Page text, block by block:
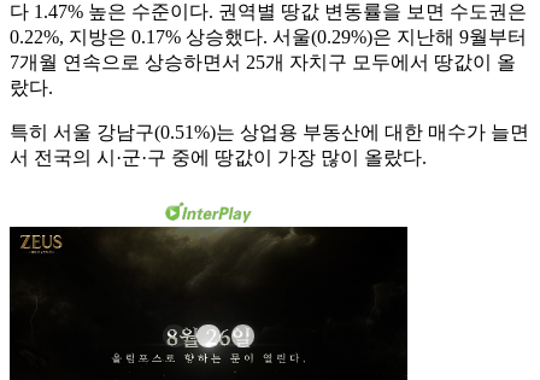
다 1.47% 높은 수준이다. 권역별 땅값 변동률을 보면 수도권은
0.22%, 지방은 0.17% 상승했다. 서울(0.29%)은 지난해 9월부터
7개월 연속으로 상승하면서 25개 자치구 모두에서 땅값이 올
랐다.
특히 서울 강남구(0.51%)는 상업용 부동산에 대한 매수가 늘면
서 전국의 시·군·구 중에 땅값이 가장 많이 올랐다.